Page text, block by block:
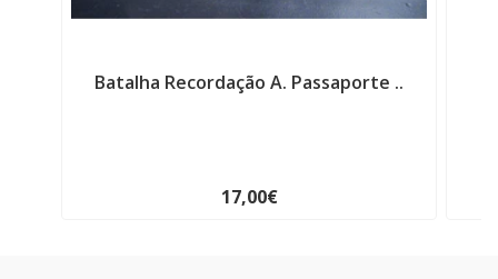
Batalha Recordação A. Passaporte ..
17,00€